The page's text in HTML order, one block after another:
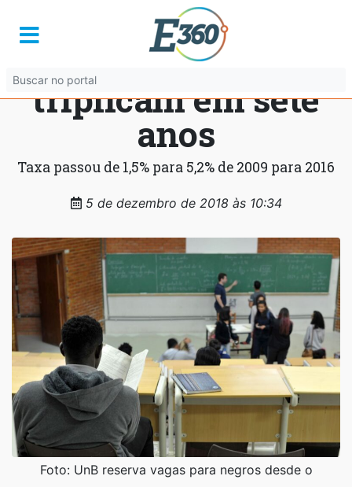
Matrículas por
cotas mais que
triplicam em sete
anos
Taxa passou de 1,5% para 5,2% de 2009 para 2016
5 de dezembro de 2018 às 10:34
Foto: UnB reserva vagas para negros desde o